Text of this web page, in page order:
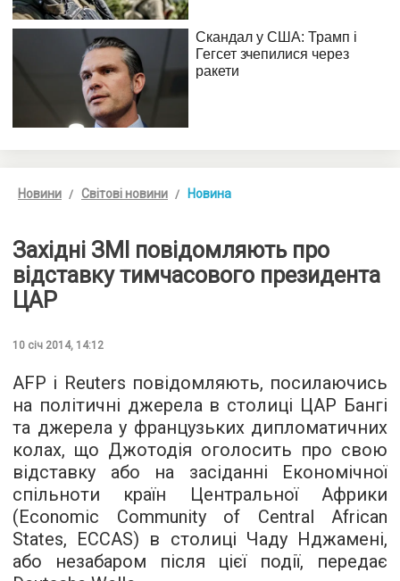
Новини Світові новини Новина
Західні ЗМІ повідомляють про
відставку тимчасового президента
ЦАР
10 січ 2014, 14:12
AFP і Reuters повідомляють, посилаючись
на політичні джерела в столиці ЦАР Бангі
та джерела у французьких дипломатичних
колах, що Джотодія оголосить про свою
відставку або на засіданні Економічної
спільноти країн Центральної Африки
(Economic Community of Central African
States, ECCAS) в столиці Чаду Нджамені,
або незабаром після цієї події, передає